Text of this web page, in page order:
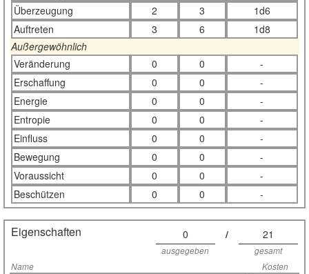
Überzeugung
2 3
1d6
Auftreten
3 6
1d8
Außergewöhnlich
Veränderung
0 0
-
Erschaffung
0 0
-
Energie
0 0
-
Entropie
0 0
-
Einfluss
0 0
-
Bewegung
0 0
-
Voraussicht
0 0
-
Beschützen
0 0 -
Eigenschaften 0 / 21
ausgegeben
gesamt
Name
Kosten